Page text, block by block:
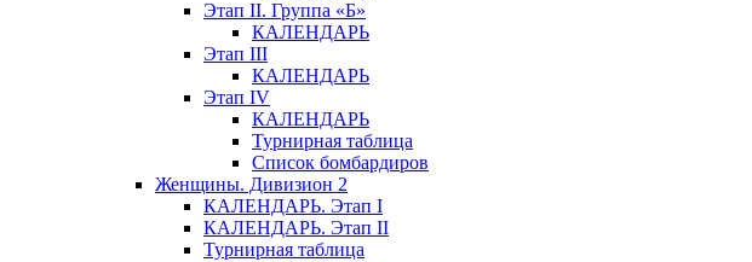
Этап II. Группа «Б»
КАЛЕНДАРЬ
Этап III
КАЛЕНДАРЬ
Этап IV
КАЛЕНДАРЬ
Турнирная таблица
Список бомбардиров
Женщины. Дивизион 2
КАЛЕНДАРЬ. Этап I
КАЛЕНДАРЬ. Этап II
Турнирная таблица